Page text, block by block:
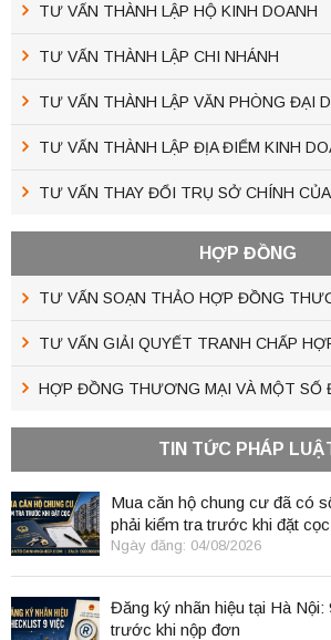
TƯ VẤN THÀNH LẬP HỘ KINH DOANH
TƯ VẤN THÀNH LẬP CHI NHÁNH
TƯ VẤN THÀNH LẬP VĂN PHÒNG ĐẠI
TƯ VẤN THÀNH LẬP ĐỊA ĐIỂM KINH
TƯ VẤN THAY ĐỔI TRỤ SỞ CHÍNH
HỢP ĐỒNG
TƯ VẤN SOẠN THẢO HỢP ĐỒNG
TƯ VẤN GIẢI QUYẾT TRANH CHẤP
HỢP ĐỒNG THƯƠNG MẠI VÀ MỘT SỐ
TIN TỨC PHÁP
Mua căn hộ chung cư đã có
phải kiểm tra trước khi đặt cọc
Ngày đăng: 04/08/2026
Đăng ký nhãn hiệu tại Hà Nội:
trước khi nộp đơn